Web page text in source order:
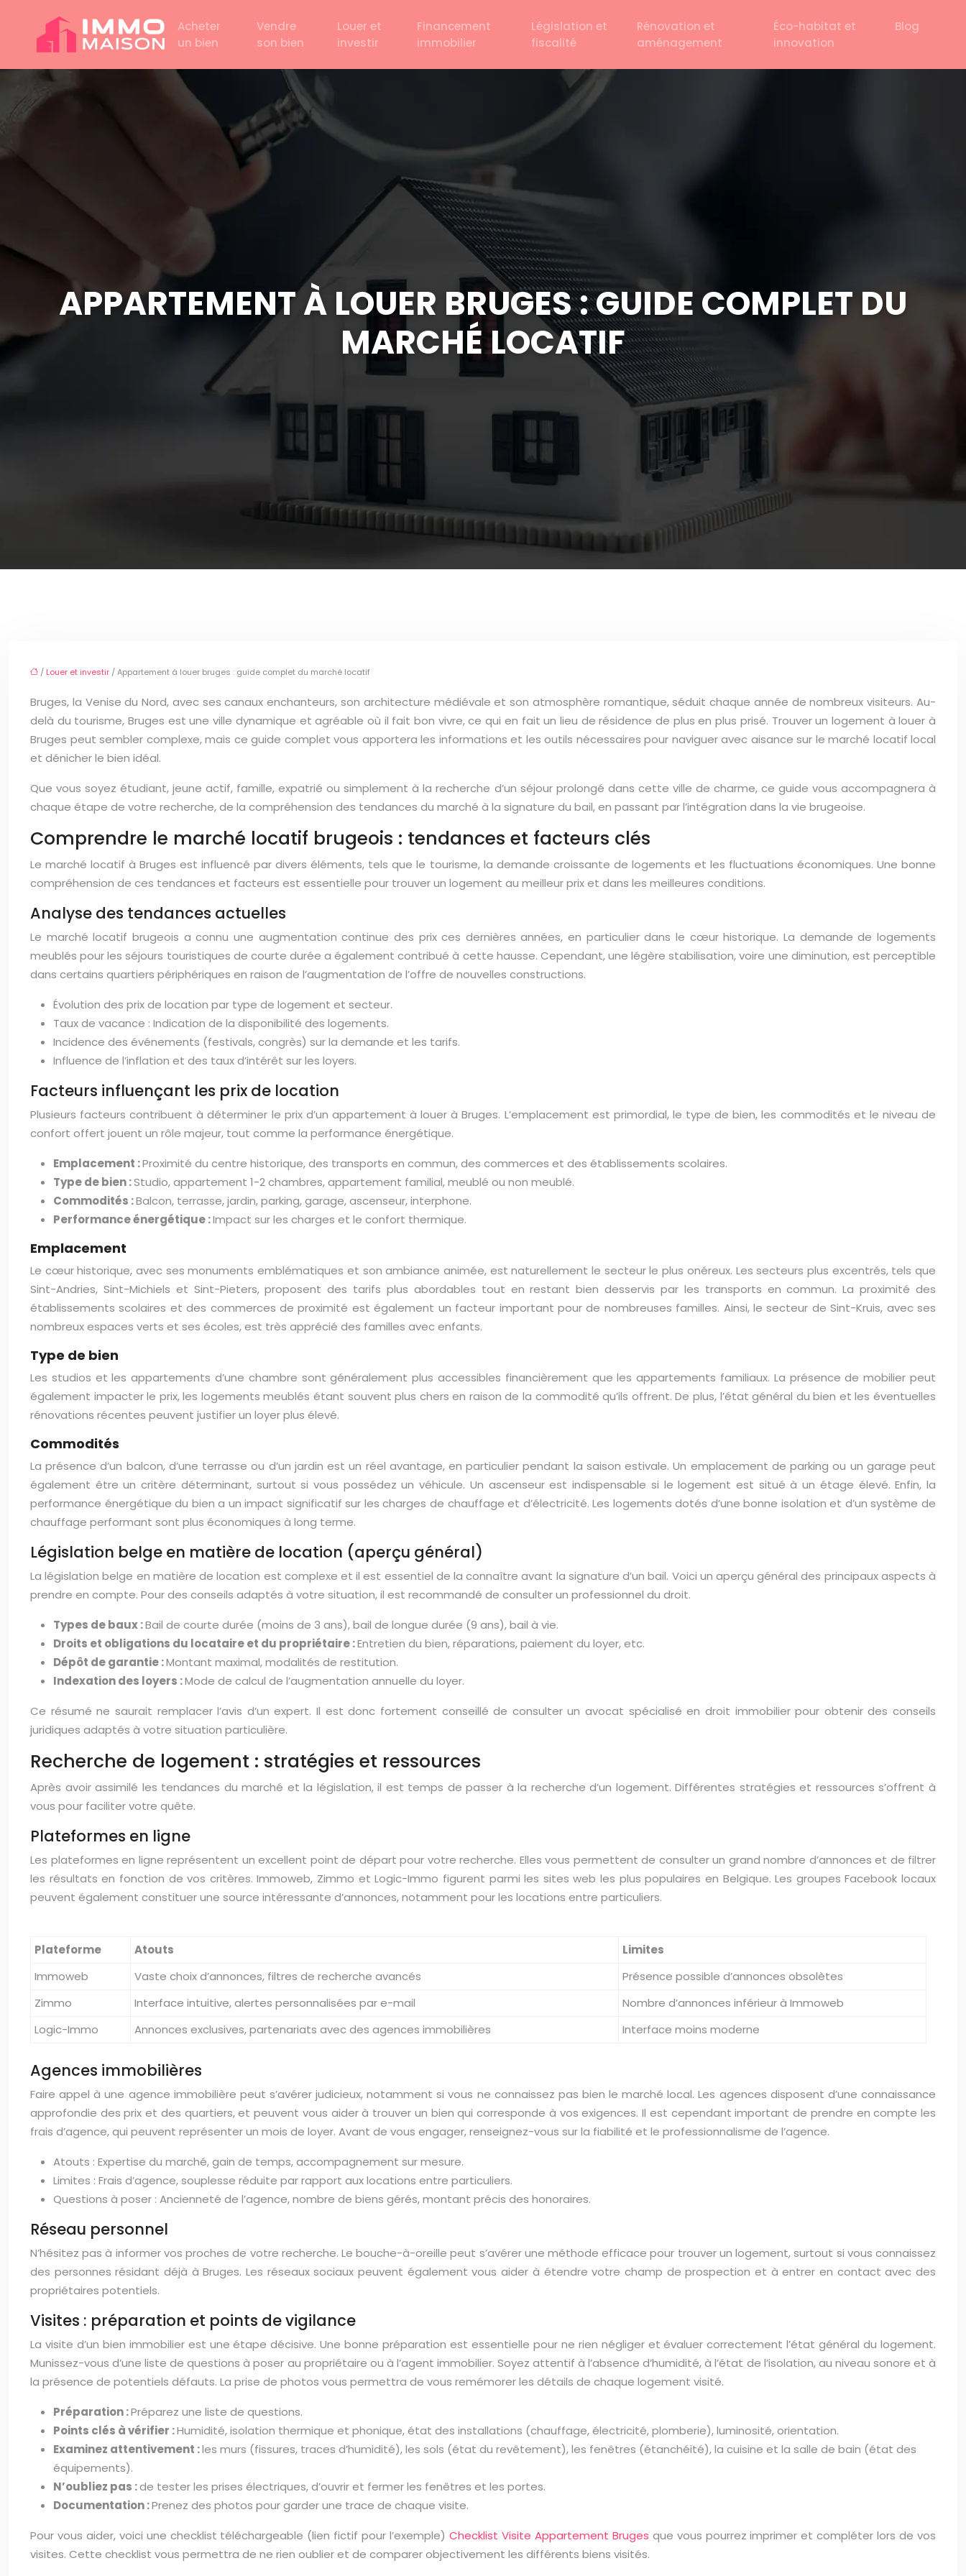
Acheter
un bien
Vendre
son bien
Louer et
investir
Financement
immobilier
Législation et
fiscalité
Rénovation et
aménagement
Éco-habitat et
innovation
Blog
APPARTEMENT À LOUER BRUGES : GUIDE COMPLET DU
MARCHÉ LOCATIF
/ Louer et investir / Appartement à louer bruges : guide complet du marché locatif
Bruges, la Venise du Nord, avec ses canaux enchanteurs, son architecture médiévale et son atmosphère romantique, séduit chaque année de nombreux visiteurs. Au-
delà du tourisme, Bruges est une ville dynamique et agréable où il fait bon vivre, ce qui en fait un lieu de résidence de plus en plus prisé. Trouver un logement à louer à
Bruges peut sembler complexe, mais ce guide complet vous apportera les informations et les outils nécessaires pour naviguer avec aisance sur le marché locatif local
et dénicher le bien idéal.
Que vous soyez étudiant, jeune actif, famille, expatrié ou simplement à la recherche d’un séjour prolongé dans cette ville de charme, ce guide vous accompagnera à
chaque étape de votre recherche, de la compréhension des tendances du marché à la signature du bail, en passant par l’intégration dans la vie brugeoise.
Comprendre le marché locatif brugeois : tendances et facteurs clés
Le marché locatif à Bruges est influencé par divers éléments, tels que le tourisme, la demande croissante de logements et les fluctuations économiques. Une bonne
compréhension de ces tendances et facteurs est essentielle pour trouver un logement au meilleur prix et dans les meilleures conditions.
Analyse des tendances actuelles
Le marché locatif brugeois a connu une augmentation continue des prix ces dernières années, en particulier dans le cœur historique. La demande de logements
meublés pour les séjours touristiques de courte durée a également contribué à cette hausse. Cependant, une légère stabilisation, voire une diminution, est perceptible
dans certains quartiers périphériques en raison de l’augmentation de l’offre de nouvelles constructions.
Évolution des prix de location par type de logement et secteur.
Taux de vacance : Indication de la disponibilité des logements.
Incidence des événements (festivals, congrès) sur la demande et les tarifs.
Influence de l’inflation et des taux d’intérêt sur les loyers.
Facteurs influençant les prix de location
Plusieurs facteurs contribuent à déterminer le prix d’un appartement à louer à Bruges. L’emplacement est primordial, le type de bien, les commodités et le niveau de
confort offert jouent un rôle majeur, tout comme la performance énergétique.
Emplacement :Proximité du centre historique, des transports en commun, des commerces et des établissements scolaires.
Type de bien :Studio, appartement 1-2 chambres, appartement familial, meublé ou non meublé.
Commodités :Balcon, terrasse, jardin, parking, garage, ascenseur, interphone.
Performance énergétique :Impact sur les charges et le confort thermique.
Emplacement
Le cœur historique, avec ses monuments emblématiques et son ambiance animée, est naturellement le secteur le plus onéreux. Les secteurs plus excentrés, tels que
Sint-Andries, Sint-Michiels et Sint-Pieters, proposent des tarifs plus abordables tout en restant bien desservis par les transports en commun. La proximité des
établissements scolaires et des commerces de proximité est également un facteur important pour de nombreuses familles. Ainsi, le secteur de Sint-Kruis, avec ses
nombreux espaces verts et ses écoles, est très apprécié des familles avec enfants.
Type de bien
Les studios et les appartements d’une chambre sont généralement plus accessibles financièrement que les appartements familiaux. La présence de mobilier peut
également impacter le prix, les logements meublés étant souvent plus chers en raison de la commodité qu’ils offrent. De plus, l’état général du bien et les éventuelles
rénovations récentes peuvent justifier un loyer plus élevé.
Commodités
La présence d’un balcon, d’une terrasse ou d’un jardin est un réel avantage, en particulier pendant la saison estivale. Un emplacement de parking ou un garage peut
également être un critère déterminant, surtout si vous possédez un véhicule. Un ascenseur est indispensable si le logement est situé à un étage élevé. Enfin, la
performance énergétique du bien a un impact significatif sur les charges de chauffage et d’électricité. Les logements dotés d’une bonne isolation et d’un système de
chauffage performant sont plus économiques à long terme.
Législation belge en matière de location (aperçu général)
La législation belge en matière de location est complexe et il est essentiel de la connaître avant la signature d’un bail. Voici un aperçu général des principaux aspects à
prendre en compte. Pour des conseils adaptés à votre situation, il est recommandé de consulter un professionnel du droit.
Types de baux :Bail de courte durée (moins de 3 ans), bail de longue durée (9 ans), bail à vie.
Droits et obligations du locataire et du propriétaire :Entretien du bien, réparations, paiement du loyer, etc.
Dépôt de garantie :Montant maximal, modalités de restitution.
Indexation des loyers :Mode de calcul de l’augmentation annuelle du loyer.
Ce résumé ne saurait remplacer l’avis d’un expert. Il est donc fortement conseillé de consulter un avocat spécialisé en droit immobilier pour obtenir des conseils
juridiques adaptés à votre situation particulière.
Recherche de logement : stratégies et ressources
Après avoir assimilé les tendances du marché et la législation, il est temps de passer à la recherche d’un logement. Différentes stratégies et ressources s’offrent à
vous pour faciliter votre quête.
Plateformes en ligne
Les plateformes en ligne représentent un excellent point de départ pour votre recherche. Elles vous permettent de consulter un grand nombre d’annonces et de filtrer
les résultats en fonction de vos critères. Immoweb, Zimmo et Logic-Immo figurent parmi les sites web les plus populaires en Belgique. Les groupes Facebook locaux
peuvent également constituer une source intéressante d’annonces, notamment pour les locations entre particuliers.
Plateforme Atouts
Limites
Immoweb
Vaste choix d’annonces, filtres de recherche avancés
Présence possible d’annonces obsolètes
Zimmo
Interface intuitive, alertes personnalisées par e-mail
Nombre d’annonces inférieur à Immoweb
Logic-Immo
Annonces exclusives, partenariats avec des agences immobilières Interface moins moderne
Agences immobilières
Faire appel à une agence immobilière peut s’avérer judicieux, notamment si vous ne connaissez pas bien le marché local. Les agences disposent d’une connaissance
approfondie des prix et des quartiers, et peuvent vous aider à trouver un bien qui corresponde à vos exigences. Il est cependant important de prendre en compte les
frais d’agence, qui peuvent représenter un mois de loyer. Avant de vous engager, renseignez-vous sur la fiabilité et le professionnalisme de l’agence.
Atouts : Expertise du marché, gain de temps, accompagnement sur mesure.
Limites : Frais d’agence, souplesse réduite par rapport aux locations entre particuliers.
Questions à poser : Ancienneté de l’agence, nombre de biens gérés, montant précis des honoraires.
Réseau personnel
N’hésitez pas à informer vos proches de votre recherche. Le bouche-à-oreille peut s’avérer une méthode efficace pour trouver un logement, surtout si vous connaissez
des personnes résidant déjà à Bruges. Les réseaux sociaux peuvent également vous aider à étendre votre champ de prospection et à entrer en contact avec des
propriétaires potentiels.
Visites : préparation et points de vigilance
La visite d’un bien immobilier est une étape décisive. Une bonne préparation est essentielle pour ne rien négliger et évaluer correctement l’état général du logement.
Munissez-vous d’une liste de questions à poser au propriétaire ou à l’agent immobilier. Soyez attentif à l’absence d’humidité, à l’état de l’isolation, au niveau sonore et à
la présence de potentiels défauts. La prise de photos vous permettra de vous remémorer les détails de chaque logement visité.
Préparation :Préparez une liste de questions.
Points clés à vérifier :Humidité, isolation thermique et phonique, état des installations (chauffage, électricité, plomberie), luminosité, orientation.
Examinez attentivement :les murs (fissures, traces d’humidité), les sols (état du revêtement), les fenêtres (étanchéité), la cuisine et la salle de bain (état des
équipements).
N’oubliez pas :de tester les prises électriques, d’ouvrir et fermer les fenêtres et les portes.
Documentation :Prenez des photos pour garder une trace de chaque visite.
Pour vous aider, voici une checklist téléchargeable (lien fictif pour l’exemple)Checklist Visite Appartement Bruges que vous pourrez imprimer et compléter lors de vos
visites. Cette checklist vous permettra de ne rien oublier et de comparer objectivement les différents biens visités.